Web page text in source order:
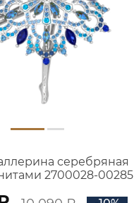
серебряная
2700028-00285